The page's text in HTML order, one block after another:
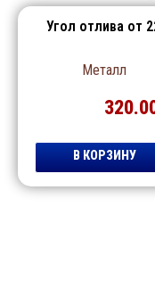
Угол отлива от
Металл
В КОРЗИНУ